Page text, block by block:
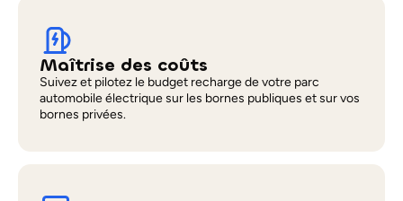
Maîtrise des coûts
Suivez et pilotez le budget recharge de votre parc
automobile électrique sur les bornes publiques et sur vos
bornes privées.